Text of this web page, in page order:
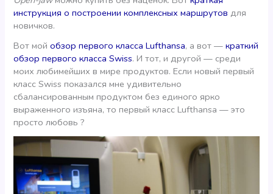
инструкция о построении комплексных маршрутов для
новичков.
Вот мойобзор первого класса Lufthansa, а вот —краткий
обзор первого класса Swiss. И тот, и другой — среди
моих любимейших в мире продуктов. Если новый первый
класс Swiss показался мне удивительно
сбалансированным продуктом без единого ярко
выраженного изъяна, то первый класс Lufthansa — это
просто любовь ?